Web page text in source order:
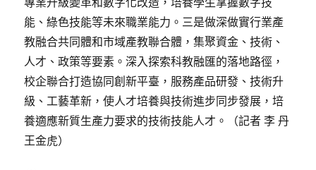
能、綠色技能等未來職業能力。三是做深做實行業產
教融合共同體和市域產教聯合體，集聚資金、技術、
人才、政策等要素。深入探索科教融匯的落地路徑，
校企聯合打造協同創新平臺，服務產品研發、技術升
級、工藝革新，使人才培養與技術進步同步發展，培
養適應新質生產力要求的技術技能人才。（記者 李 丹
王金虎）